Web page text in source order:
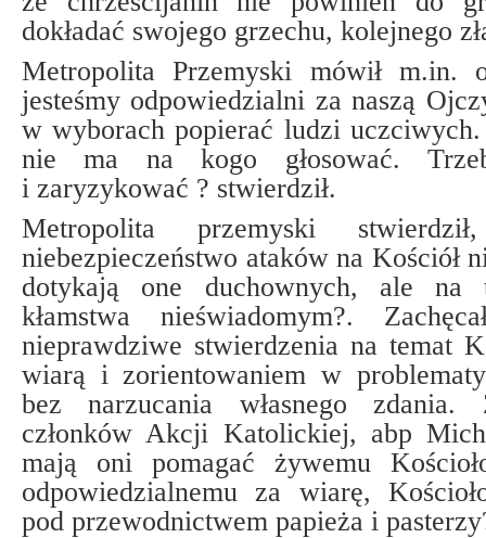
dokładać swojego grzechu, kolejnego
Metropolita Przemyski mówił m.in.
jesteśmy odpowiedzialni za naszą
w wyborach popierać ludzi
nie ma na kogo głosować.
i zaryzykować ? stwierdził.
Metropolita przemyski
niebezpieczeństwo ataków na Kościół
dotykają one duchownych, ale na
kłamstwa nieświadomym?.
nieprawdziwe stwierdzenia na temat
wiarą i zorientowaniem w
bez narzucania własnego
członków Akcji Katolickiej, abp
mają oni pomagać żywemu
odpowiedzialnemu za wiarę,
pod przewodnictwem papieża i